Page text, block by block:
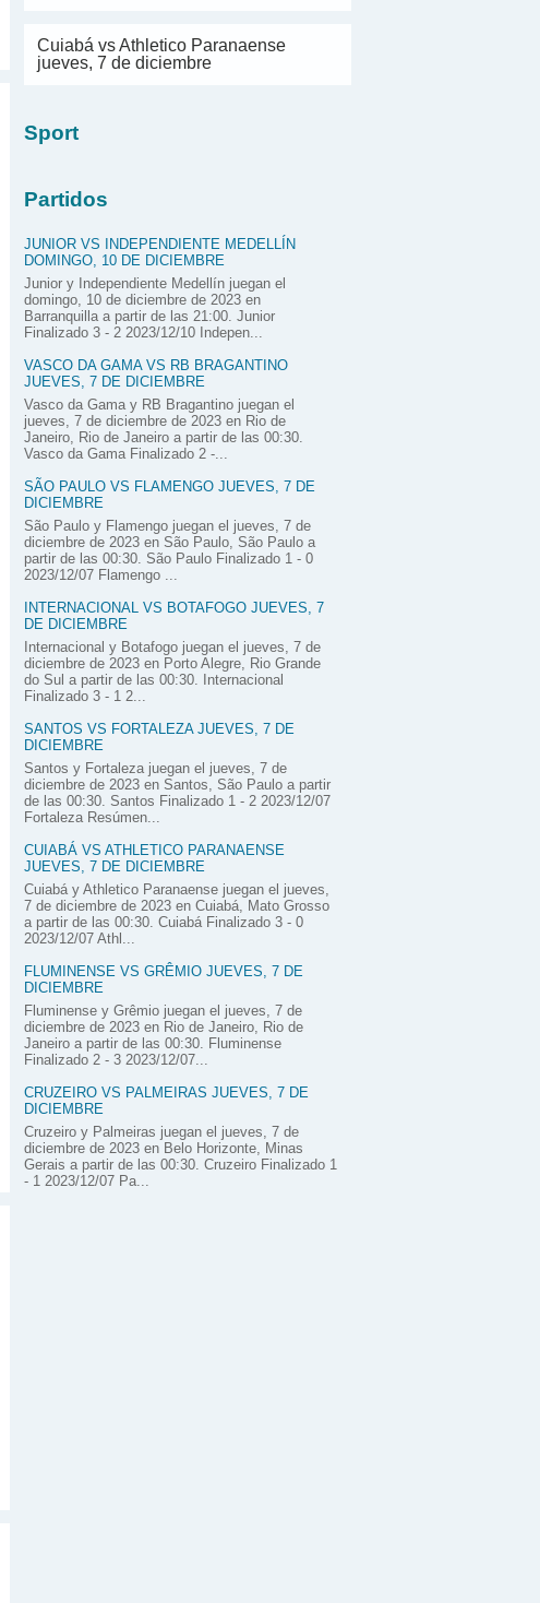
Cuiabá vs Athletico Paranaense
jueves, 7 de diciembre
Sport
Partidos
JUNIOR VS INDEPENDIENTE MEDELLÍN
DOMINGO, 10 DE DICIEMBRE
Junior y Independiente Medellín juegan el
domingo, 10 de diciembre de 2023 en
Barranquilla a partir de las 21:00. Junior
Finalizado 3 - 2 2023/12/10 Indepen...
VASCO DA GAMA VS RB BRAGANTINO
JUEVES, 7 DE DICIEMBRE
Vasco da Gama y RB Bragantino juegan el
jueves, 7 de diciembre de 2023 en Rio de
Janeiro, Rio de Janeiro a partir de las 00:30.
Vasco da Gama Finalizado 2 -...
SÃO PAULO VS FLAMENGO JUEVES, 7 DE
DICIEMBRE
São Paulo y Flamengo juegan el jueves, 7 de
diciembre de 2023 en São Paulo, São Paulo a
partir de las 00:30. São Paulo Finalizado 1 - 0
2023/12/07 Flamengo ...
INTERNACIONAL VS BOTAFOGO JUEVES, 7
DE DICIEMBRE
Internacional y Botafogo juegan el jueves, 7 de
diciembre de 2023 en Porto Alegre, Rio Grande
do Sul a partir de las 00:30. Internacional
Finalizado 3 - 1 2...
SANTOS VS FORTALEZA JUEVES, 7 DE
DICIEMBRE
Santos y Fortaleza juegan el jueves, 7 de
diciembre de 2023 en Santos, São Paulo a partir
de las 00:30. Santos Finalizado 1 - 2 2023/12/07
Fortaleza Resúmen...
CUIABÁ VS ATHLETICO PARANAENSE
JUEVES, 7 DE DICIEMBRE
Cuiabá y Athletico Paranaense juegan el jueves,
7 de diciembre de 2023 en Cuiabá, Mato Grosso
a partir de las 00:30. Cuiabá Finalizado 3 - 0
2023/12/07 Athl...
FLUMINENSE VS GRÊMIO JUEVES, 7 DE
DICIEMBRE
Fluminense y Grêmio juegan el jueves, 7 de
diciembre de 2023 en Rio de Janeiro, Rio de
Janeiro a partir de las 00:30. Fluminense
Finalizado 2 - 3 2023/12/07...
CRUZEIRO VS PALMEIRAS JUEVES, 7 DE
DICIEMBRE
Cruzeiro y Palmeiras juegan el jueves, 7 de
diciembre de 2023 en Belo Horizonte, Minas
Gerais a partir de las 00:30. Cruzeiro Finalizado 1
- 1 2023/12/07 Pa...